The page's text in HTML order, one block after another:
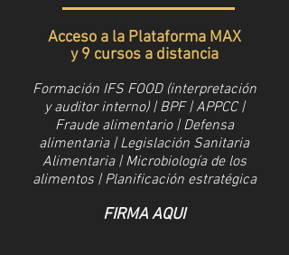
Acceso a la Plataforma MAX
y 9 cursos a distancia
Formación IFS FOOD (interpretación
y auditor interno) | BPF | APPCC |
Fraude alimentario | Defensa
alimentaria | Legislación Sanitaria
Alimentaria | Microbiología de los
alimentos | Planificación estratégica
FIRMA AQUI